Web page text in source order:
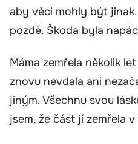
aby věci mohly být
pozdě. Škoda byla
Máma zemřela několik
znovu nevdala ani
jiným. Všechnu svou
jsem, že část jí zemřela